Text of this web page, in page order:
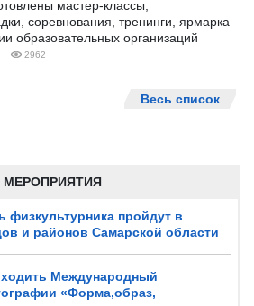
МЕРОПРИЯТИЯ
физкультурника пройдут в
и районов Самарской области
Международный
«Форма,образ,
мастер-классы,
соревнования, тренинги, ярмарка
образовательных организаций
2962
Весь список